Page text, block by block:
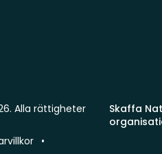
Skaffa
Alla rättigheter